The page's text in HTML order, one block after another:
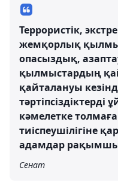
Террористік,
жемқорлық
опасыздық,
қылмыстардың
қайталануы
кәмелетке
тиіспеушілігіне
адамдар
Сенат